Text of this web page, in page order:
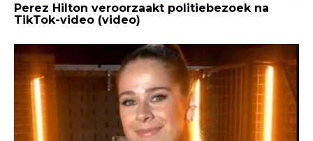
Perez Hilton veroorzaakt politiebezoek na
TikTok-video (video)